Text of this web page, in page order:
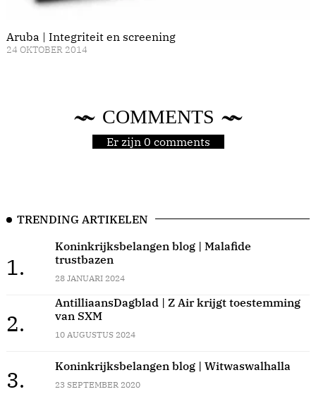
Aruba | Integriteit en screening
24 OKTOBER 2014
COMMENTS
Er zijn 0 comments
TRENDING ARTIKELEN
1.
Koninkrijksbelangen blog | Malafide
trustbazen
28 JANUARI 2024
2.
AntilliaansDagblad | Z Air krijgt toestemming
van SXM
10 AUGUSTUS 2024
3.
Koninkrijksbelangen blog | Witwaswalhalla
23 SEPTEMBER 2020